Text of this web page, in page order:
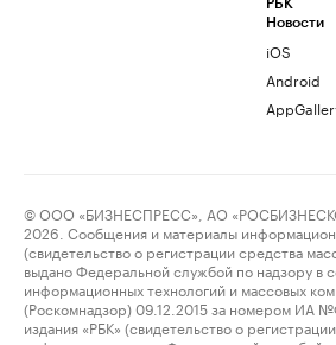
РБК
Новости
iOS
Android
© ООО «БИЗНЕСПРЕСС», АО
2026. Сообщения и материалы
(свидетельство о регистрации средства
выдано Федеральной службой по надзору в
информационных технологий и массовых
(Роскомнадзор) 09.12.2015 за номером ИА
издания «РБК» (свидетельство о